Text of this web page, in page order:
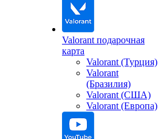
Valorant подарочная
карта
Valorant (Турция)
Valorant
(Бразилия)
Valorant (США)
Valorant (Европа)